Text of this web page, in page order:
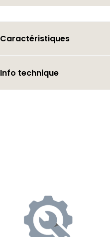
Caractéristiques
Info technique